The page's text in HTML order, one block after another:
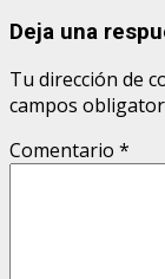
Deja una
Tu dirección de
campos
Comentario *